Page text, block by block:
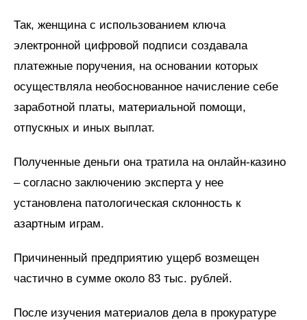
Так, женщина с использованием ключа
электронной цифровой подписи создавала
платежные поручения, на основании которых
осуществляла необоснованное начисление себе
заработной платы, материальной помощи,
отпускных и иных выплат.
Полученные деньги она тратила на онлайн-казино
– согласно заключению эксперта у нее
установлена патологическая склонность к
азартным играм.
Причиненный предприятию ущерб возмещен
частично в сумме около 83 тыс. рублей.
После изучения материалов дела в прокуратуре